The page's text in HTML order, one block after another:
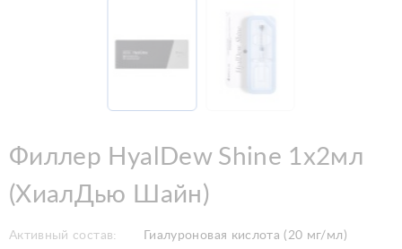
Филлер HyalDew Shine 1x2мл
(ХиалДью Шайн)
Активный состав:
Гиалуроновая кислота (20 мг/мл)